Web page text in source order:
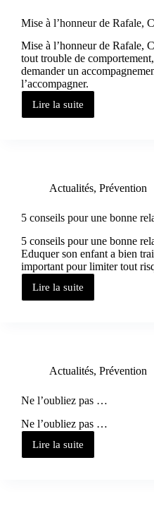
Mise à l’honneur de Rafale,
Mise à l’honneur de Rafale,
tout trouble de
demander un
l’accompagner.
Lire la suite
Actualités, Prévention
5 conseils pour une bonne
5 conseils pour une bonne
Eduquer son enfant a bien
important pour limiter tout
Lire la suite
Actualités, Prévention
Ne l’oubliez pas …
Ne l’oubliez pas …
Lire la suite